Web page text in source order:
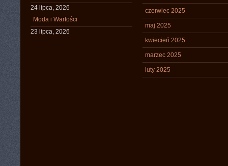
24 lipca, 2026
Moda i Wartości
23 lipca, 2026
czerwiec 2025
maj 2025
kwiecień 2025
marzec 2025
luty 2025